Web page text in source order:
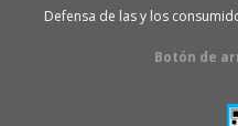
Defensa de las y los
Botón de